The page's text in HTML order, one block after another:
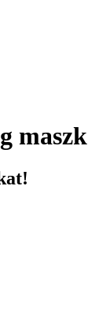
maszk